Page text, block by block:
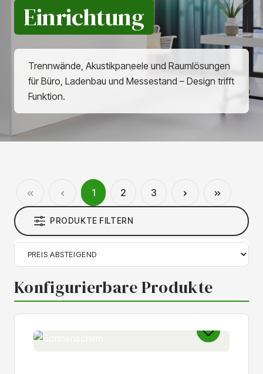
Einrichtung
Trennwände, Akustikpaneele und Raumlösungen
für Büro, Ladenbau und Messestand – Design trifft
Funktion.
Seite
1 Seite
2 Seite
3
PRODUKTE FILTERN
Konfigurierbare Produkte